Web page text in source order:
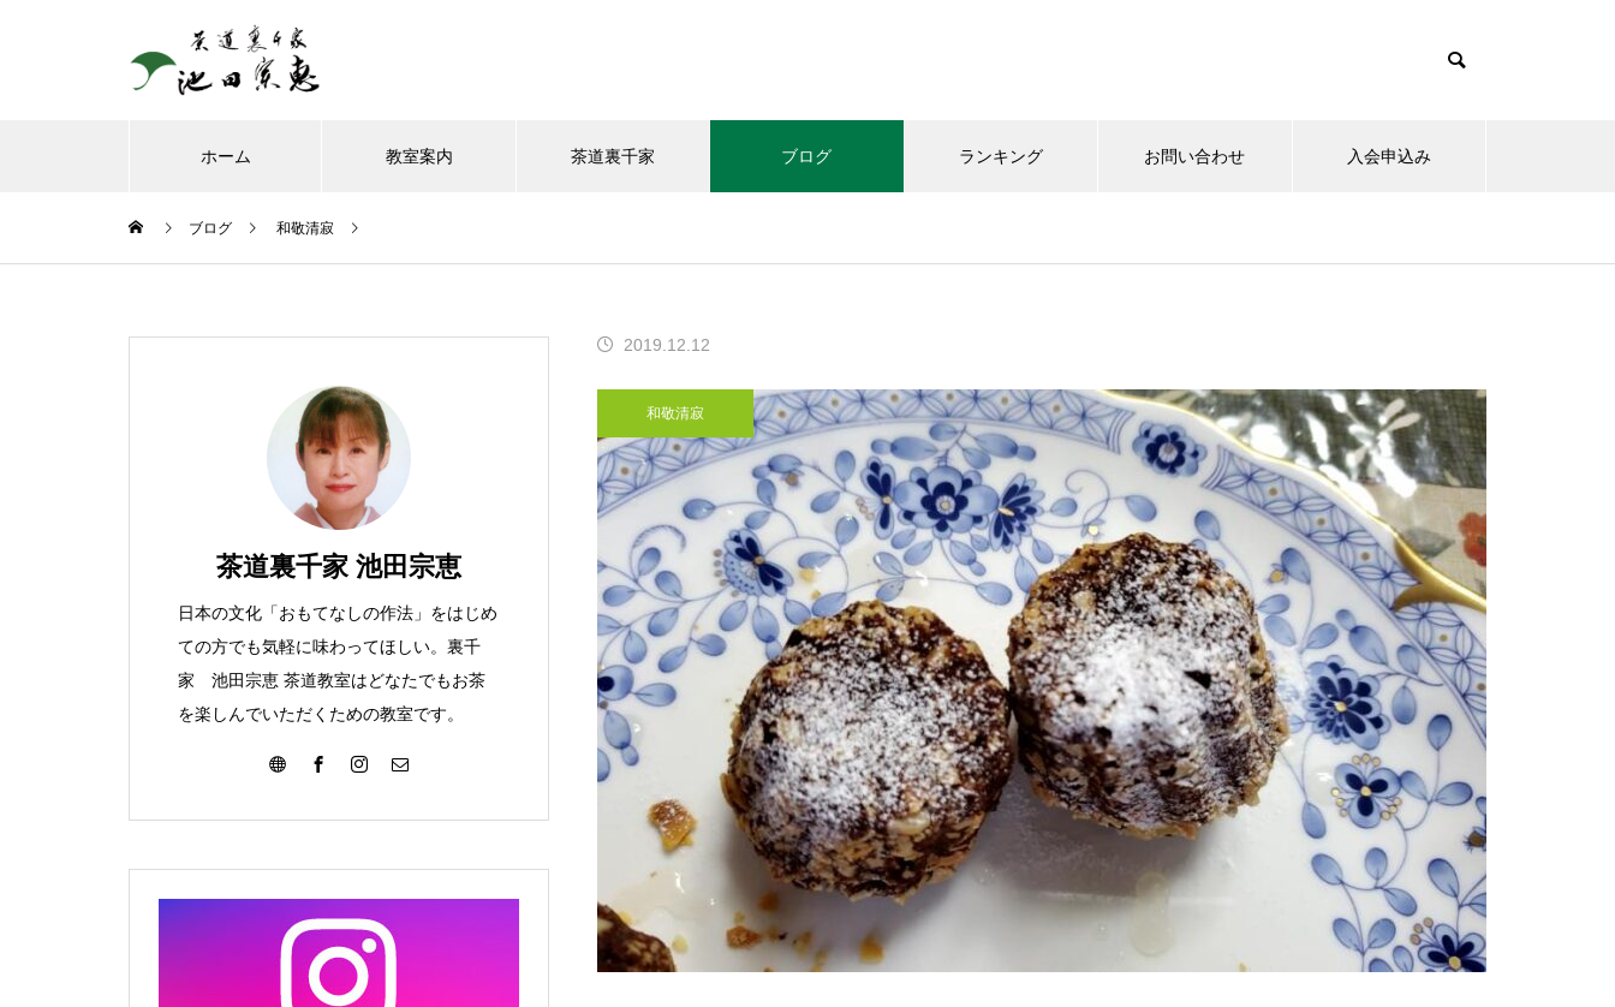
ホーム 教室案内 茶道裏千家 ブログ ランキング お問い合わせ 入会申込み
8月、お朔日詣りをさせて頂き
お榊のお水をかえてたら、見て
みて
こんな葉っぱ見つけまし
た
「おうちカフェありがと｣さん
へ行ってきました
魯山人展に行ってまいりました
風の強い5月の始まりですね
15日のお詣りをさせて頂きまし
た
た。
俺クラマチネへ
大炉の季節になりました
ブログ 和敬清寂
2019.12.12
和敬清寂
茶道裏千家 池田宗恵
日本の文化「おもてなしの作法」をはじめ
ての方でも気軽に味わってほしい。裏千
家 池田宗恵 茶道教室はどなたでもお茶
を楽しんでいただくための教室です。